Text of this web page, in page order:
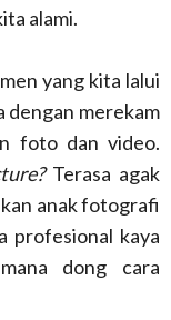
alami.
yang kita lalui
dengan merekam
foto dan video.
Terasa agak
anak fotografi
profesional kaya
dong cara